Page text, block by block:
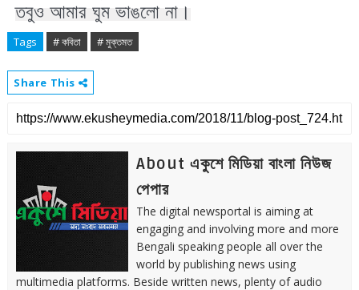
তবুও আমার ঘুম ভাঙলো না।
Tags # কবিতা # মুক্তমত
Share This
About একুশে মিডিয়া বাংলা নিউজ
পেপার
The digital newsportal is aiming at
engaging and involving more and more
Bengali speaking people all over the
world by publishing news using
multimedia platforms. Beside written news, plenty of audio